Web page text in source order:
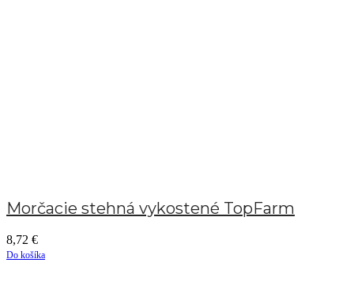
Morčacie stehná vykostené TopFarm
8,72 €
Do košíka